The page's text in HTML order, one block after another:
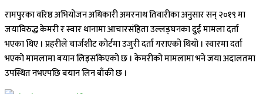
रामपुरका वरिष्ठ अभियोजन अधिकारी अमरनाथ तिवारीका अनुसार सन् २०१९ मा
जयाविरुद्ध केमरी र स्वार थानामा आचारसंहिता उल्लङ्घनका दुई मामला दर्ता
भएका थिए । प्रहरीले चार्जशीट कोर्टमा उजुरी दर्ता गराएको थियो । स्वारमा दर्ता
भएको मामलामा बयान लिइसकिएको छ । केमरीको मामलामा भने जया अदालतमा
उपस्थित नभएपछि बयान लिन बाँकी छ ।